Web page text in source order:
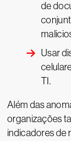
de
Usar
TI.
Além das
organizações
indicadores de